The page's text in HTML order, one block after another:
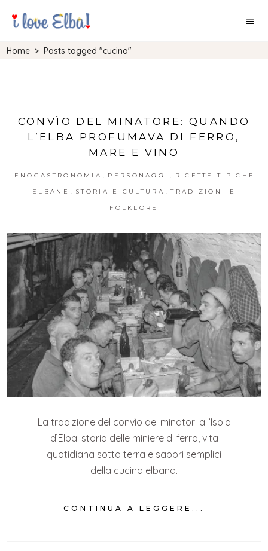
Home >Posts tagged "cucina"
CONVÌO DEL MINATORE: QUANDO
L’ELBA PROFUMAVA DI FERRO,
MARE E VINO
ENOGASTRONOMIA , PERSONAGGI , RICETTE TIPICHE
ELBANE , STORIA E CULTURA , TRADIZIONI E
FOLKLORE
La tradizione del convìo dei minatori all’Isola
d’Elba: storia delle miniere di ferro, vita
quotidiana sotto terra e sapori semplici
della cucina elbana.
CONTINUA A LEGGERE...